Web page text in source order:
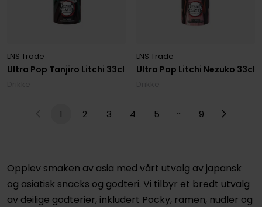
Ultra Pop Tanjiro Litchi 33cl
LNS Trade
Ultra Pop Litchi Nezuko 33cl
LNS Trade
1 2 3 4 5 … 9
Opplev smaken av asia med vårt utvalg av japansk
og asiatisk snacks og godteri. Vi tilbyr et bredt utvalg
av deilige godterier, inkludert Pocky, ramen, nudler og